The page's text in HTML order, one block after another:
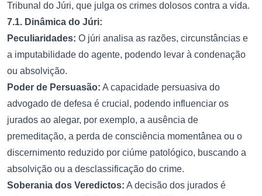
Tribunal do Júri, que julga os crimes dolosos contra a vida.
7.1. Dinâmica do Júri:
Peculiaridades: O júri analisa as razões, circunstâncias e
a imputabilidade do agente, podendo levar à condenação
ou absolvição.
Poder de Persuasão: A capacidade persuasiva do
advogado de defesa é crucial, podendo influenciar os
jurados ao alegar, por exemplo, a ausência de
premeditação, a perda de consciência momentânea ou o
discernimento reduzido por ciúme patológico, buscando a
absolvição ou a desclassificação do crime.
Soberania dos Veredictos: A decisão dos jurados é